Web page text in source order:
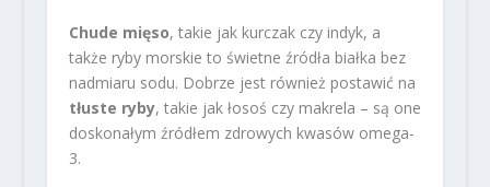
Chude mięso, takie jak kurczak czy indyk, a
także ryby morskie to świetne źródła białka bez
nadmiaru sodu. Dobrze jest również postawić na
tłuste ryby, takie jak łosoś czy makrela – są one
doskonałym źródłem zdrowych kwasów omega-
3.